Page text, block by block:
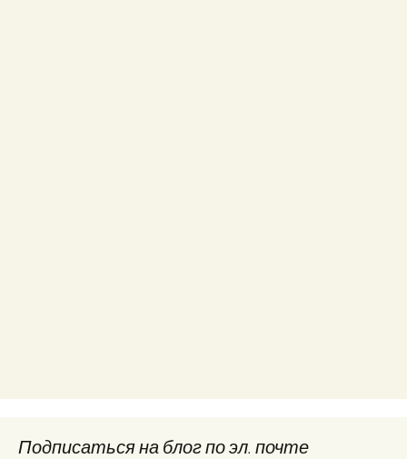
Подписаться на блог по эл. почте